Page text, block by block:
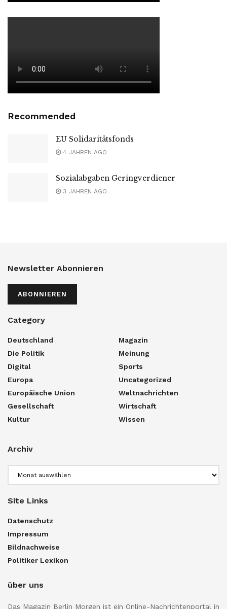
Recommended
EU Solidaritätsfonds
4 JAHREN AGO
Sozialabgaben Geringverdiener
3 JAHREN AGO
Newsletter Abonnieren
ABONNIEREN
Category
Deutschland
Die Politik
Digital
Europa
Europäische Union
Gesellschaft
Kultur
Magazin
Meinung
Sports
Uncategorized
Weltnachrichten
Wirtschaft
Wissen
Archiv
Site Links
Datenschutz
Impressum
Bildnachweise
Politiker Lexikon
über uns
Das Magazin Berlin Morgen ist ein Online-Nachrichtenportal in